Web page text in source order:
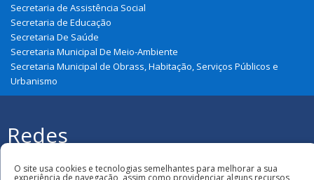
Secretaria de Assistência Social
Secretaria de Educação
Secretaria De Saúde
Secretaria Municipal De Meio-Ambiente
Secretaria Municipal de Obrass, Habitação, Serviços Públicos e
Urbanismo
Redes
Sociais
Municipal de Cajapió
O site usa cookies e tecnologias semelhantes para melhorar a sua
experiência de navegação, assim como providenciar alguns recursos